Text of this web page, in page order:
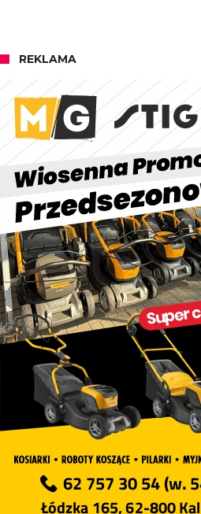
REKLAMA